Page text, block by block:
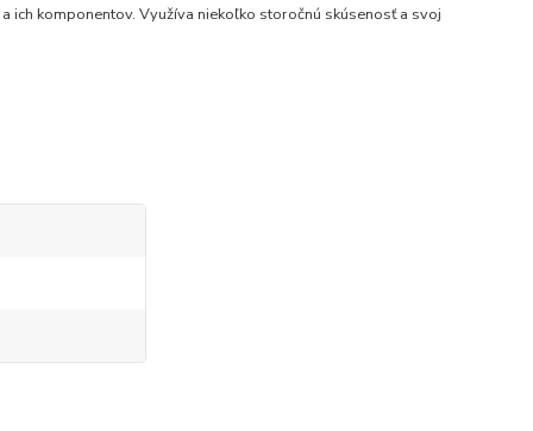
ich komponentov. Využíva niekoľko storočnú skúsenosť a svoj